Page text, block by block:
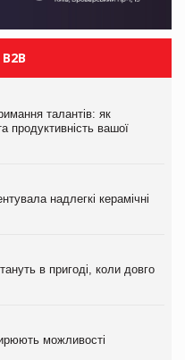
талантів: як
продуктивність вашої
надлегкі керамічні
в пригоді, коли довго
можливості